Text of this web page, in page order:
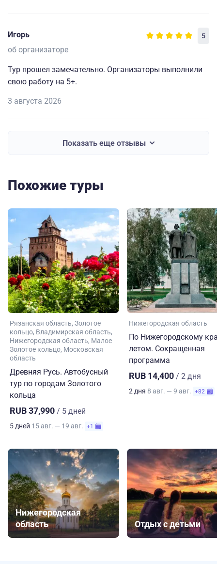
Игорь 5
об организаторе
Тур прошел замечательно. Организаторы выполнили
свою работу на 5+.
3 августа 2026
Показать еще отзывы
Похожие туры
Рязанская область Золотое
кольцо Владимирская область
Нижегородская область Малое
Золотое кольцо Московская
область
Древняя Русь. Автобусный
тур по городам Золотого
кольца
RUB 37,990 / 5 дней
5 дней 15 авг. — 19 авг. +1
Нижегородская область
По Нижегородскому
летом. Сокращенная
программа
RUB 14,400 / 2 дня
2 дня 8 авг. — 9 авг. +82
Нижегородская
область
Отдых с детьми